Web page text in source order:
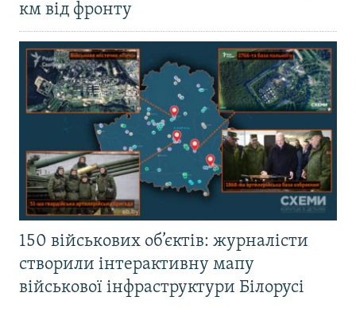
км від фронту
150 військових об’єктів: журналісти
створили інтерактивну мапу
військової інфраструктури Білорусі